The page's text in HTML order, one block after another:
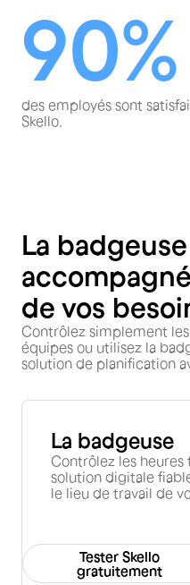
90%
des employés sont
Skello.
La
de vos
Contrôlez simplement
équipes ou utilisez la
solution de planification
La badgeuse
Contrôlez les heures
solution digitale
le lieu de travail de
Tester Skello
gratuitement